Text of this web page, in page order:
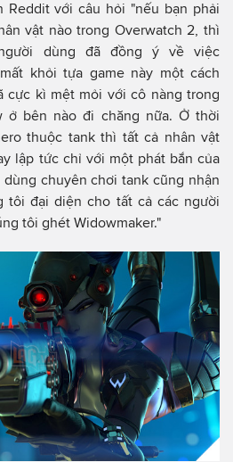
Reddit với câu hỏi "nếu bạn phải
vật nào trong Overwatch 2, thì
dùng đã đồng ý về việc
khỏi tựa game này một cách
cực kì mệt mỏi với cô nàng trong
ở bên nào đi chăng nữa. Ở thời
thuộc tank thì tất cả nhân vật
lập tức chỉ với một phát bắn của
chuyên chơi tank cũng nhận
tôi đại diện cho tất cả các người
tôi ghét Widowmaker."